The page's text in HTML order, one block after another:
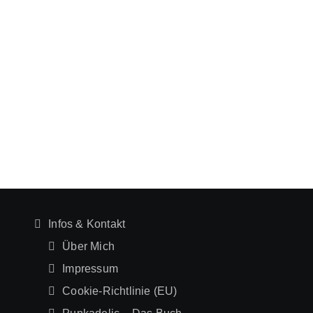
Infos & Kontakt
Über Mich
Impressum
Cookie-Richtlinie (EU)